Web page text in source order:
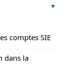
comptes SIE
dans la